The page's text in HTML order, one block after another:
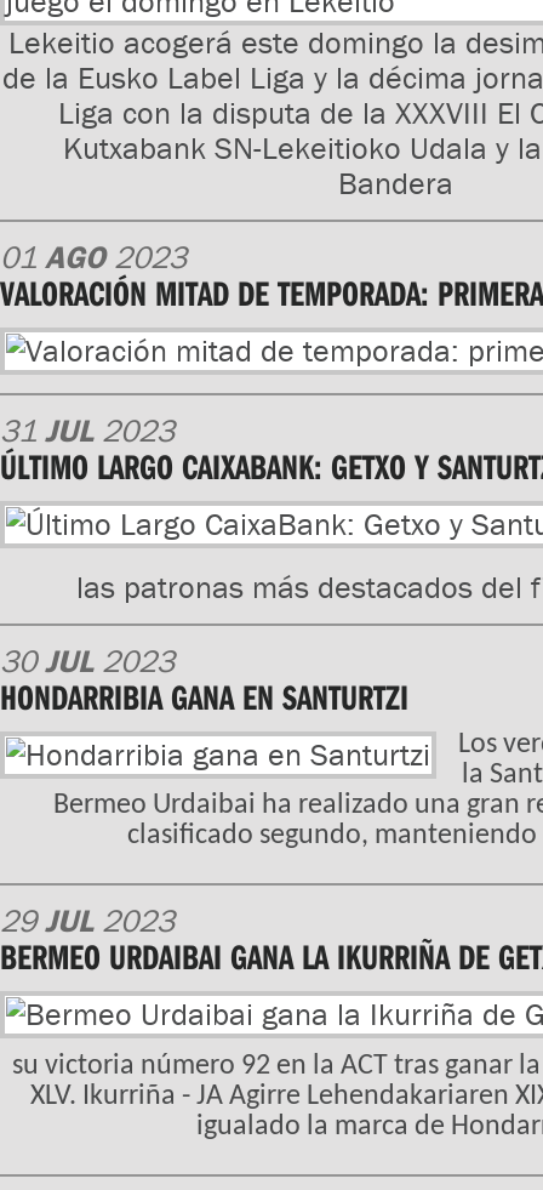
Lekeitio acogerá este domingo la
de la Eusko Label Liga y la décima
Liga con la disputa de la XXXVIII El
Kutxabank SN-Lekeitioko Udala y
Bandera
01 AGO2023
VALORACIÓN MITAD DE TEMPORADA:
31 JUL2023
ÚLTIMO LARGO CAIXABANK: GETXO Y
las patronas más destacados del
30JUL2023
HONDARRIBIA GANA EN SANTURTZI
Los
la
Bermeo Urdaibai ha realizado una gran
clasificado segundo,
29JUL2023
BERMEO URDAIBAI GANA LA IKURRIÑA DE
su victoria número 92 en la ACT tras ganar
XLV. Ikurriña - JA Agirre Lehendakariaren
igualado la marca de